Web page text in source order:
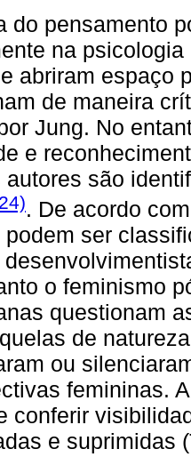
do pensamento
na
abriram espaço
de maneira
Jung. No
e
autores são
. De acordo
podem ser
o feminismo
questionam
de
ou
femininas.
conferir
e suprimidas